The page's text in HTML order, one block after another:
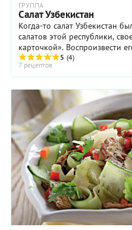
ГРУППА
Салат Узбекистан
Когда-то салат Узбекистан
салатов этой республики,
карточкой». Воспроизвести
страны было непросто по
5 (4)
7 рецептов